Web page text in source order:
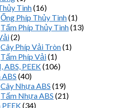
Tinh(16)
Ống Phíp Thủy Tinh(1)
Tấm Phíp Thủy Tinh(13)
(2)
Cây Phíp Vải Tròn(1)
Tấm Phíp Vải(1)
ABS, PEEK(106)
(40)
Cây Nhựa ABS (19)
Tấm Nhựa ABS (21)
(34)